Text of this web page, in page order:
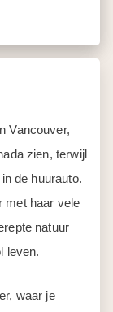
Vancouver,
zien, terwijl
de huurauto.
met haar vele
natuur
leven.
waar je